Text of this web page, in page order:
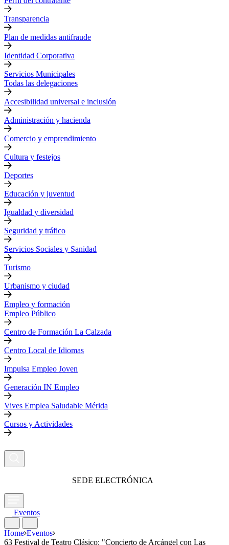
Transparencia
Plan de medidas antifraude
Identidad Corporativa
Servicios Municipales
Todas las delegaciones
Accesibilidad universal e inclusión
Administración y hacienda
Comercio y emprendimiento
Cultura y festejos
Deportes
Educación y juventud
Igualdad y diversidad
Seguridad y tráfico
Servicios Sociales y Sanidad
Turismo
Urbanismo y ciudad
Empleo y formación
Empleo Público
Centro de Formación La Calzada
Centro Local de Idiomas
Impulsa Empleo Joven
Generación IN Empleo
Vives Emplea Saludable Mérida
Cursos y Actividades
SEDE ELECTRÓNICA
Eventos
Home Eventos
63 Festival de Teatro Clásico: "Concierto de Arcángel con Las